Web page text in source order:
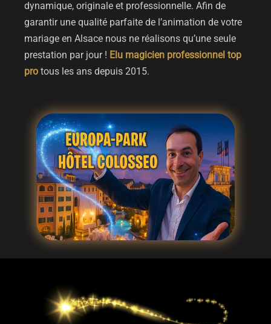
dynamique, originale et professionnelle. Afin de
garantir une qualité parfaite de l’animation de votre
mariage en Alsace nous ne réalisons qu’une seule
prestation par jour ! Elu magicien professionnel top
pro tous les ans depuis 2015.